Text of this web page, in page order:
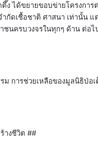
ง ได้ขยายขอบข่ายโครงการ
กัดเชื้อชาติ ศาสนา เท่านั้น
ชนครบวงจรในทุกๆ ด้าน ต่อ
การช่วยเหลือของมูลนิธิป่อ
างชีวิต ##